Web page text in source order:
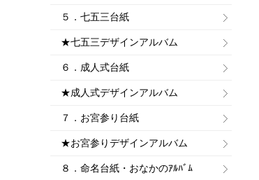
５．七五三台紙
★七五三デザインアルバム
６．成人式台紙
★成人式デザインアルバム
７．お宮参り台紙
★お宮参りデザインアルバム
８．命名台紙・おなかのｱﾙﾊﾞﾑ